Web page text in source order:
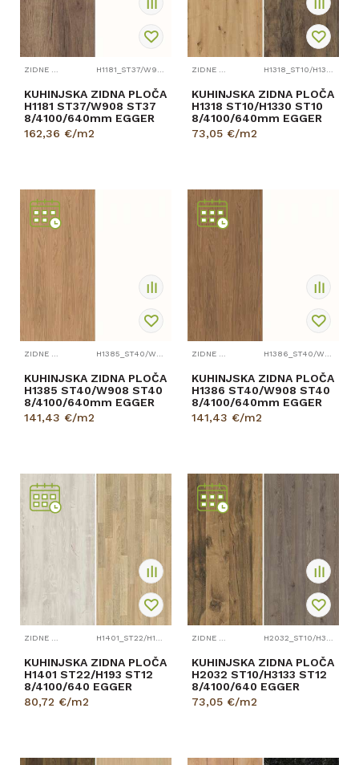
KUHINJSKA ZIDNA PLOČA
H1181 ST37/W908 ST37
8/4100/640mm EGGER
162,36 €/m2
KUHINJSKA ZIDNA PLOČA
H1318 ST10/H1330 ST10
8/4100/640mm EGGER
73,05 €/m2
KUHINJSKA ZIDNA PLOČA
H1385 ST40/W908 ST40
8/4100/640mm EGGER
141,43 €/m2
KUHINJSKA ZIDNA PLOČA
H1386 ST40/W908 ST40
8/4100/640mm EGGER
141,43 €/m2
KUHINJSKA ZIDNA PLOČA
H1401 ST22/H193 ST12
8/4100/640 EGGER
80,72 €/m2
KUHINJSKA ZIDNA PLOČA
H2032 ST10/H3133 ST12
8/4100/640 EGGER
73,05 €/m2